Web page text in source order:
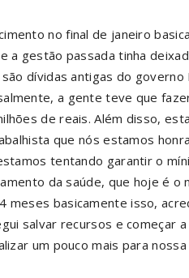
no final de janeiro
a gestão passada tinha
dívidas antigas do governo
a gente teve que
de reais. Além disso,
que nós estamos
tentando garantir o
da saúde, que hoje é o
meses basicamente isso,
salvar recursos e começar
um pouco mais para nossa